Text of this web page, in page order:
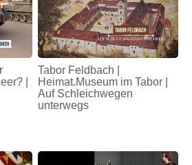
|
Tabor Feldbach |
Heimat.Museum im Tabor |
Auf Schleichwegen
unterwegs